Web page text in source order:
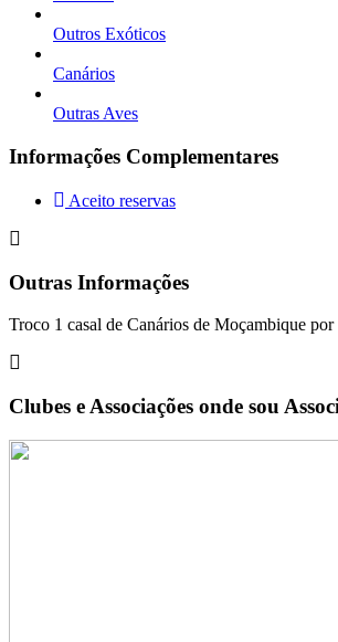
Outros Exóticos
Canários
Outras Aves
Informações Complementares
Aceito reservas
Outras Informações
Troco 1 casal de Canários de Moçambique
Clubes e Associações onde sou